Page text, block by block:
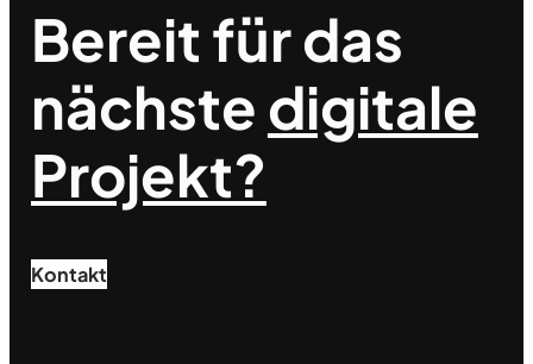
Bereit für das
nächstedigitale
Projekt?
Kontakt